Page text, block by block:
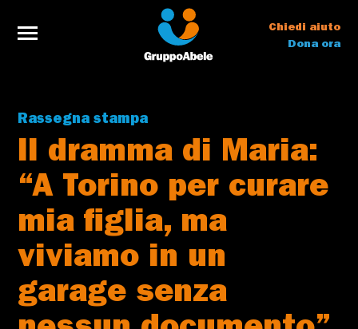
Chiedi aiuto
Dona ora
Rassegna stampa
Il dramma di Maria:
“A Torino per curare
mia figlia, ma
viviamo in un
garage senza